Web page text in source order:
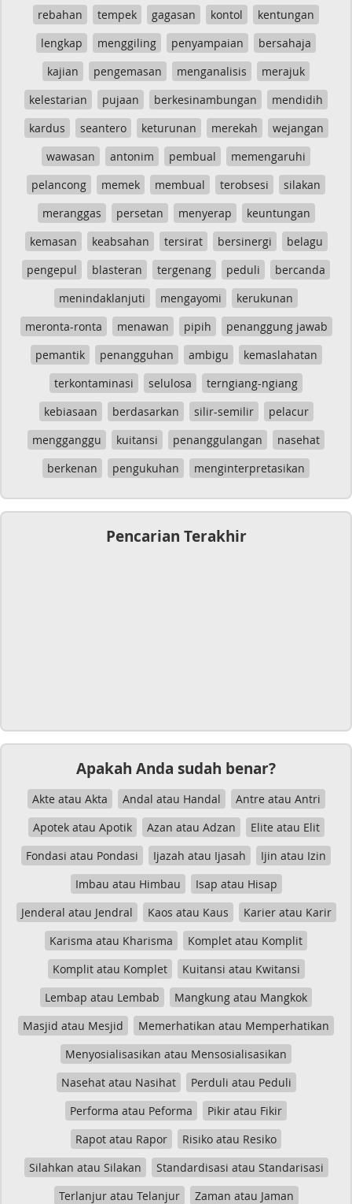
rebahan tempek gagasan kontol
kentungan
lengkap
menggiling penyampaian
bersahaja
kajian
pengemasan menganalisis
merajuk
kelestarian
pujaan berkesinambungan
mendidih
kardus
seantero keturunan merekah
wejangan
wawasan
antonim pembual
memengaruhi
pelancong
memek membual terobsesi
silakan
meranggas
persetan menyerap
keuntungan
kemasan
keabsahan tersirat bersinergi
belagu
pengepul
blasteran tergenang peduli
bercanda
menindaklanjuti
mengayomi
kerukunan
meronta-ronta
menawan pipih
penanggung jawab
pemantik
penangguhan ambigu
kemaslahatan
terkontaminasi
selulosa
terngiang-ngiang
kebiasaan
berdasarkan silir-semilir
pelacur
mengganggu
kuitansi penanggulangan
nasehat
berkenan
pengukuhan menginterpretasikan
Pencarian Terakhir
Apakah Anda sudah benar?
Akte atau Akta Andal atau Handal
Antre atau Antri
Apotek atau Apotik
Azan atau Adzan
Elite atau Elit
Fondasi atau Pondasi
Ijazah atau Ijasah
Ijin atau Izin
Imbau atau Himbau
Isap atau Hisap
Jenderal atau Jendral
Kaos atau Kaus
Karier atau Karir
Karisma atau Kharisma
Komplet atau Komplit
Komplit atau Komplet
Kuitansi atau Kwitansi
Lembap atau Lembab
Mangkung atau Mangkok
Masjid atau Mesjid
Memerhatikan atau Memperhatikan
Menyosialisasikan atau Mensosialisasikan
Nasehat atau Nasihat
Perduli atau Peduli
Performa atau Peforma
Pikir atau Fikir
Rapot atau Rapor
Risiko atau Resiko
Silahkan atau Silakan
Standardisasi atau Standarisasi
Terlanjur atau Telanjur
Zaman atau Jaman